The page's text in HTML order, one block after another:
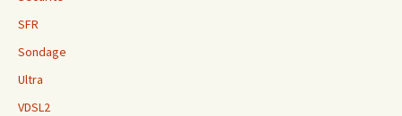
SFR
Sondage
Ultra
VDSL2